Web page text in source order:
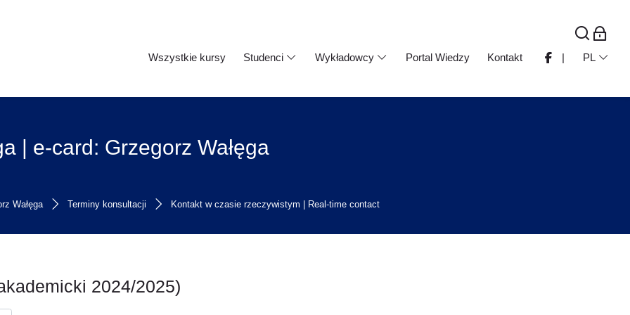
Wszystkie kursy Studenci Wykładowcy Portal Wiedzy Kontakt | PL
| e-card: Grzegorz Wałęga
Wałęga Terminy konsultacji
Kontakt w czasie rzeczywistym | Real-time contact
2024/2025)